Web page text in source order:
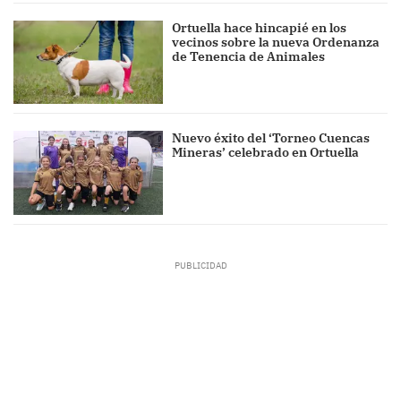
Ortuella hace hincapié en los
vecinos sobre la nueva Ordenanza
de Tenencia de Animales
Nuevo éxito del ‘Torneo Cuencas
Mineras’ celebrado en Ortuella